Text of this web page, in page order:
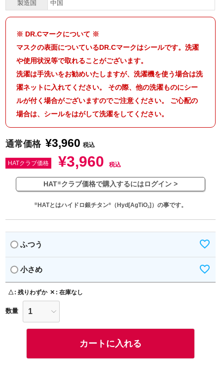
製造国
中国
※ DR.Cマークについて ※
マスクの表面についているDR.Cマークはシールです。洗濯
や使用状況等で取れることがございます。
洗濯は手洗いをお勧めいたしますが、洗濯機を使う場合は洗
濯ネットに入れてください。 その際、他の洗濯ものにシー
ルが付く場合がございますのでご注意ください。 ご心配の
場合は、シールをはがして洗濯をしてください。
通常価格 ¥3,960 税込
HATクラブ価格 ¥3,960 税込
HAT※ クラブ価格で購入するにはログイン >
※ HATとはハイドロ銀チタン® （Hyd[AgTiO2]）の事です。
ふつう
小さめ
△ 残りわずか ✕ 在庫なし
カートに入れる